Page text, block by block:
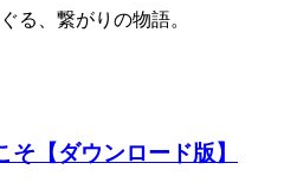
る、繋がりの物語。
そ【ダウンロード版】